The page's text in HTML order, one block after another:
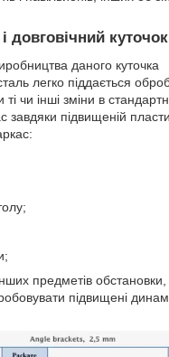
довговічний куточок
даного куточка
легко піддається
ті чи інші зміни в
завдяки підвищеній
інших предметів
підвищені